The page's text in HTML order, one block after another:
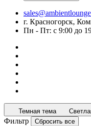
г. Красногорск,
Пн - Пт: с 9:00 до
Темная тема
Фильтр Сбросить все